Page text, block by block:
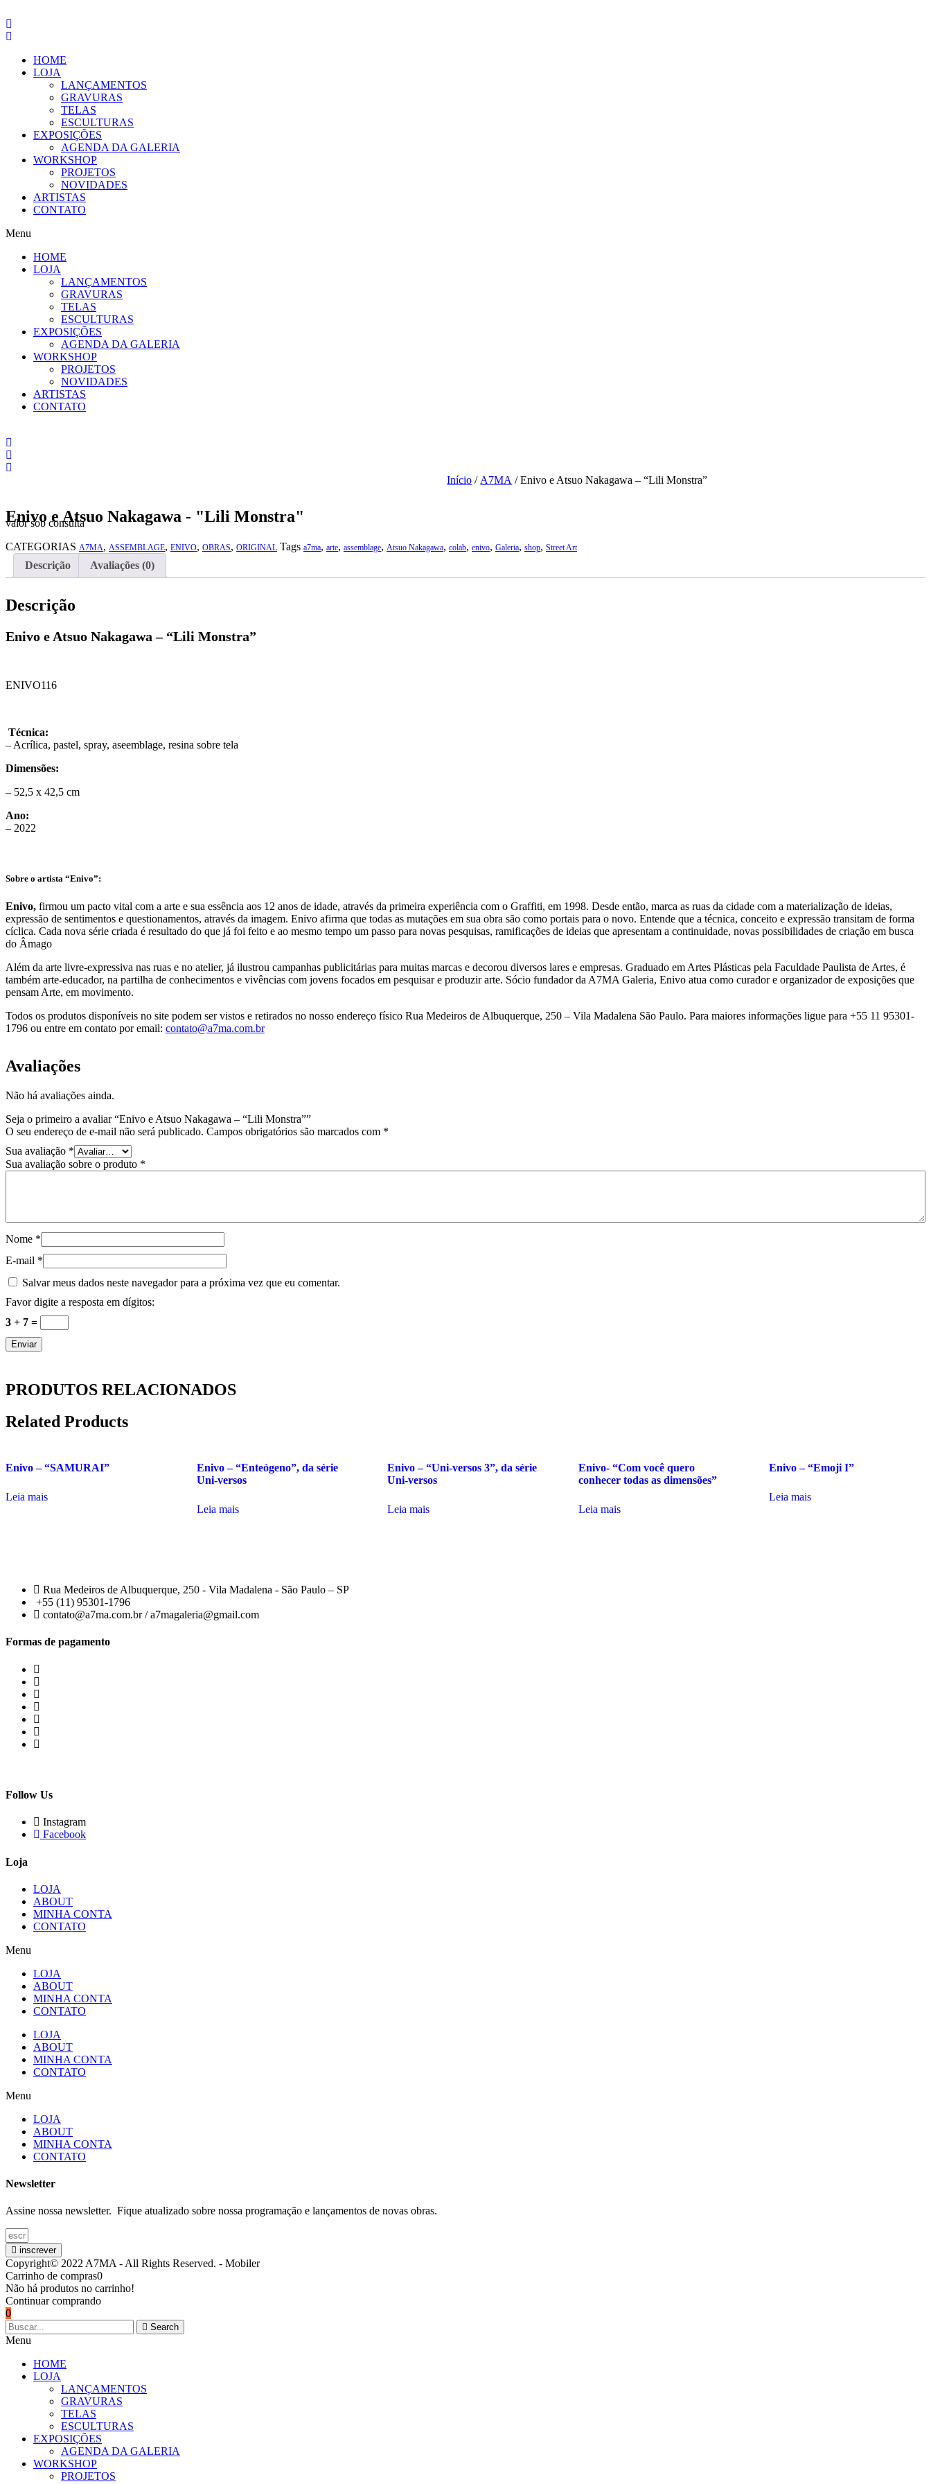
para
o
HOME
LOJA
LANÇAMENTOS
GRAVURAS
TELAS
ESCULTURAS
EXPOSIÇÕES
AGENDA DA GALERIA
WORKSHOP
PROJETOS
NOVIDADES
ARTISTAS
CONTATO
Menu
HOME
LOJA
LANÇAMENTOS
GRAVURAS
TELAS
ESCULTURAS
EXPOSIÇÕES
AGENDA DA GALERIA
WORKSHOP
PROJETOS
NOVIDADES
ARTISTAS
CONTATO
Início / A7MA / Enivo e Atsuo Nakagawa – “Lili Monstra”
Enivo e Atsuo Nakagawa - "Lili Monstra"
valor sob consulta
CATEGORIAS A7MA, ASSEMBLAGE, ENIVO, OBRAS, ORIGINAL Tags a7ma, arte, assemblage, Atsuo Nakagawa, colab, enivo, Galeria, shop, Street Art
Descrição Avaliações (0)
Descrição
Enivo e Atsuo Nakagawa – “Lili Monstra”
ENIVO116
Técnica:
– Acrílica, pastel, spray, aseemblage, resina sobre tela
Dimensões:
– 52,5 x 42,5 cm
Ano:
– 2022
Sobre o artista “Enivo”:
Enivo, firmou um pacto vital com a arte e sua essência aos 12 anos de idade, através da primeira experiência com o Graffiti, em 1998. Desde então, marca as ruas da cidade com a materialização de ideias,
expressão de sentimentos e questionamentos, através da imagem. Enivo afirma que todas as mutações em sua obra são como portais para o novo. Entende que a técnica, conceito e expressão transitam de forma
cíclica. Cada nova série criada é resultado do que já foi feito e ao mesmo tempo um passo para novas pesquisas, ramificações de ideias que apresentam a continuidade, novas possibilidades de criação em busca
do Âmago
Além da arte livre-expressiva nas ruas e no atelier, já ilustrou campanhas publicitárias para muitas marcas e decorou diversos lares e empresas. Graduado em Artes Plásticas pela Faculdade Paulista de Artes, é
também arte-educador, na partilha de conhecimentos e vivências com jovens focados em pesquisar e produzir arte. Sócio fundador da A7MA Galeria, Enivo atua como curador e organizador de exposições que
pensam Arte, em movimento.
Todos os produtos disponíveis no site podem ser vistos e retirados no nosso endereço físico Rua Medeiros de Albuquerque, 250 – Vila Madalena São Paulo. Para maiores informações ligue para +55 11 95301-
1796 ou entre em contato por email: contato@a7ma.com.br
Avaliações
Não há avaliações ainda.
Seja o primeiro a avaliar “Enivo e Atsuo Nakagawa – “Lili Monstra””
O seu endereço de e-mail não será publicado. Campos obrigatórios são marcados com *
Sua avaliação *
Sua avaliação sobre o produto *
Nome *
E-mail *
Salvar meus dados neste navegador para a próxima vez que eu comentar.
Favor digite a resposta em dígitos:
3 + 7 =
PRODUTOS RELACIONADOS
Related Products
Enivo – “SAMURAI”
Leia mais
Enivo – “Enteógeno”, da série
Uni-versos
Leia mais
Enivo – “Uni-versos 3”, da série
Uni-versos
Leia mais
Enivo- “Com você quero
conhecer todas as dimensões”
Leia mais
Enivo – “Emoji I”
Leia mais
Rua Medeiros de Albuquerque, 250 - Vila Madalena - São Paulo – SP
+55 (11) 95301-1796
contato@a7ma.com.br / a7magaleria@gmail.com
Formas de pagamento
Follow Us
Instagram
Facebook
Loja
LOJA
ABOUT
MINHA CONTA
CONTATO
Menu
LOJA
ABOUT
MINHA CONTA
CONTATO
LOJA
ABOUT
MINHA CONTA
CONTATO
Menu
LOJA
ABOUT
MINHA CONTA
CONTATO
Newsletter
Assine nossa newsletter. Fique atualizado sobre nossa programação e lançamentos de novas obras.
inscrever
Copyright© 2022 A7MA - All Rights Reserved. - Mobiler
Carrinho de compras0
Não há produtos no carrinho!
Continuar comprando
0
Search
Menu
HOME
LOJA
LANÇAMENTOS
GRAVURAS
TELAS
ESCULTURAS
EXPOSIÇÕES
AGENDA DA GALERIA
WORKSHOP
PROJETOS